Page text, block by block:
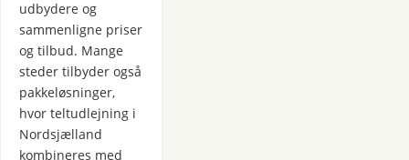
udbydere og
sammenligne priser
og tilbud. Mange
steder tilbyder også
pakkeløsninger,
hvor teltudlejning i
Nordsjælland
kombineres med